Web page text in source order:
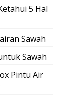
5 Hal
Sawah
Sawah
Pintu Air